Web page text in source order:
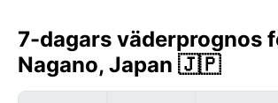
7-dagars väderprognos
Nagano, Japan 🇯🇵